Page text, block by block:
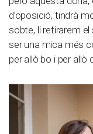
d’oposició, tindrà
sobte, li retirarem
ser una mica més
per allò bo i per allò